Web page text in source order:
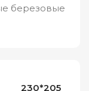
березовые
230*205